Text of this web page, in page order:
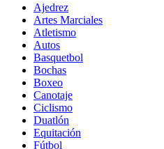
Ajedrez
Artes Marciales
Atletismo
Autos
Basquetbol
Bochas
Boxeo
Canotaje
Ciclismo
Duatlón
Equitación
Fútbol